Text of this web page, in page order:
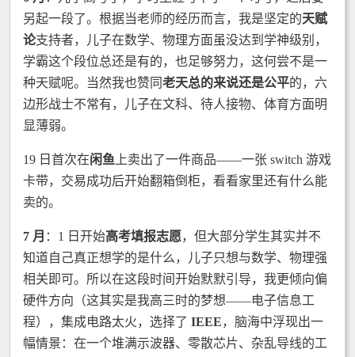
另起一段了。根据当老师的经历而言，我是坚定的天赋
论支持者，儿子在数学、物理方面虽没达到学神级别，
学霸这个段位总还是有的，也足够努力，这何尝不是一
种天赋呢。当然我也赞同老天总的来说还是公平的，六
边形战士不常有，儿子在文科、待人接物、体育方面明
显薄弱。
19 日首次在闲鱼 上卖出了一件商品——一张 switch 游戏
卡带，交易成功后开始翻箱倒柜，看看家里还有什么能
卖的。
7 月 ：1 日开始高考填报志愿，但大部分学生其实并不
知道自己真正想学的是什么，儿子只想与数学、物理强
相关即可。所以在这段时间开始默默引导，我更倾向偏
硬件方向（这其实是我高三时的梦想——电子信息工
程），集成电路太火，选择了 IEEE，脑海中浮现出一
幅情景：在一个堆满示波器、零散芯片、杂乱导线的工